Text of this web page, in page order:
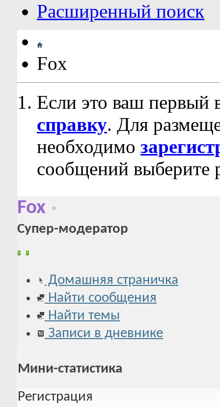
Расширенный поиск
Fox
Если это ваш первый
справку. Для
необходимо
сообщений выберите
Fox
Супер-модератор
Домашняя страничка
Найти сообщения
Найти темы
Записи в дневнике
Мини-статистика
Регистрация